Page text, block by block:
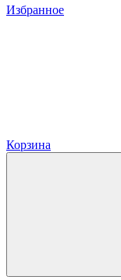
Избранное
Корзина